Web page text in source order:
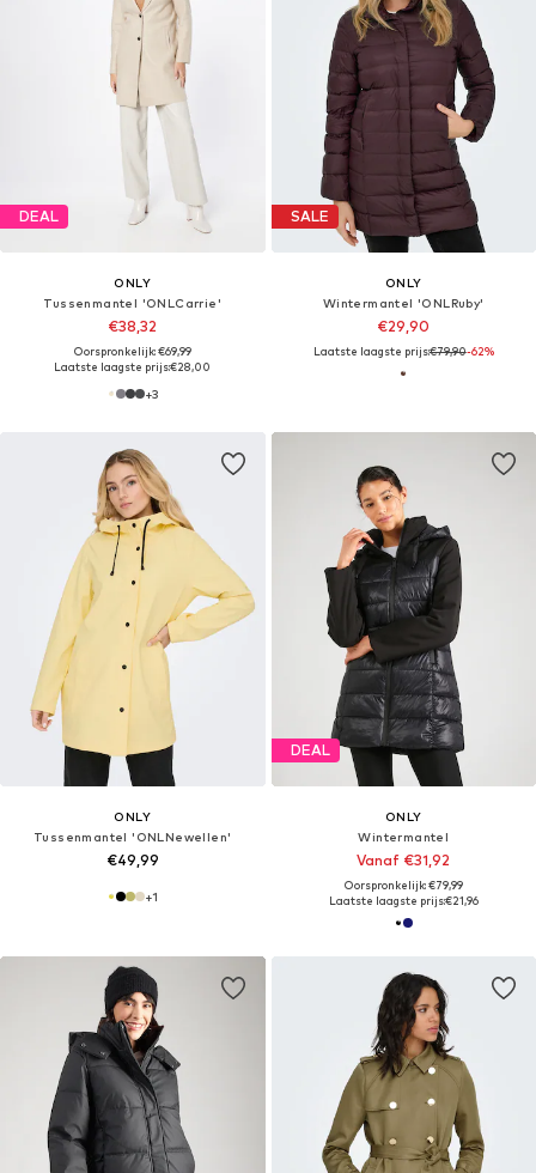
DEAL
ONLY
Tussenmantel 'ONLCarrie'
€38,32
Oorspronkelijk: €69,99
Laatste laagste prijs:€28,00
+3
SALE
ONLY
Wintermantel 'ONLRuby'
€29,90
Laatste laagste prijs:€79,90-62%
ONLY
Tussenmantel 'ONLNewellen'
€49,99
+1
DEAL
ONLY
Wintermantel
Vanaf €31,92
Oorspronkelijk: €79,99
Laatste laagste prijs:€21,96